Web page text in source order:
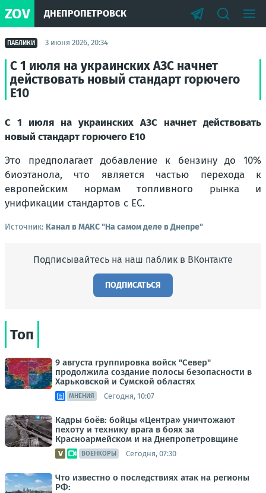
ZOV ДНЕПРОПЕТРОВСК
ПАБЛИКИ 3 июня 2026, 20:34
С 1 июля на украинских АЗС начнет
действовать новый стандарт горючего
Е10
С 1 июля на украинских АЗС начнет действовать
новый стандарт горючего Е10
Это предполагает добавление к бензину до 10%
биоэтанола, что является частью перехода к
европейским нормам топливного рынка и
унификации стандартов с ЕС.
Источник: Канал в МАКС "На самом деле в Днепре"
Подписывайтесь на наш паблик в ВКонтакте
ПОДПИСАТЬСЯ
Топ
9 августа группировка войск "Север"
продолжила создание полосы безопасности в
Харьковской и Сумской областях
МНЕНИЯ Сегодня, 10:07
Кадры боёв: бойцы «Центра» уничтожают
пехоту и технику врага в боях за
Красноармейском и на Днепропетровщине
ВОЕНКОРЫ Сегодня, 07:30
Что известно о последствиях атак на регионы
РФ: